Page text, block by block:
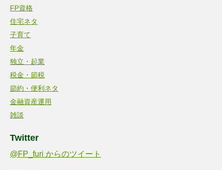
FP資格
住宅ネタ
子育て
年金
独立・起業
税金・節税
節約・便利ネタ
金融資産運用
雑談
Twitter
@FP_furi からのツイート